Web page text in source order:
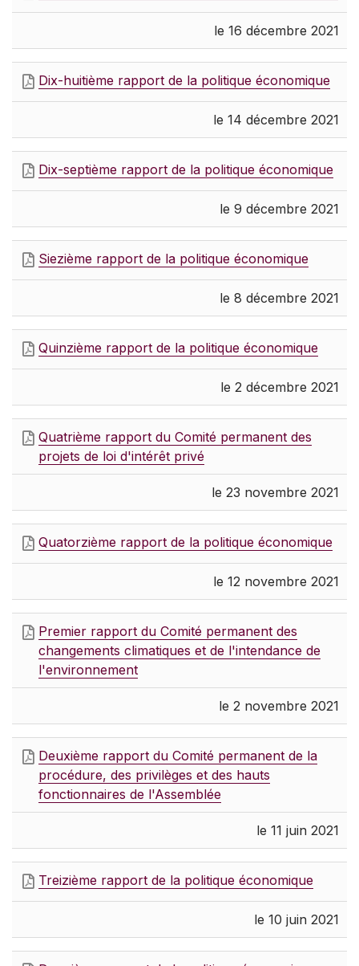
le 16 décembre 2021
Dix-huitième rapport de la politique économique
le 14 décembre 2021
Dix-septième rapport de la politique économique
le 9 décembre 2021
Siezième rapport de la politique économique
le 8 décembre 2021
Quinzième rapport de la politique économique
le 2 décembre 2021
Quatrième rapport du Comité permanent des
projets de loi d'intérêt privé
le 23 novembre 2021
Quatorzième rapport de la politique économique
le 12 novembre 2021
Premier rapport du Comité permanent des
changements climatiques et de l'intendance de
l'environnement
le 2 novembre 2021
Deuxième rapport du Comité permanent de la
procédure, des privilèges et des hauts
fonctionnaires de l'Assemblée
le 11 juin 2021
Treizième rapport de la politique économique
le 10 juin 2021